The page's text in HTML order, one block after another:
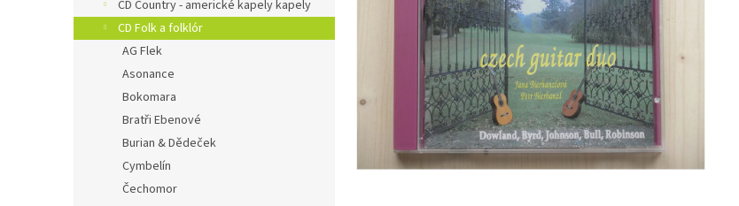
e
l
CD Country - americké kapely kapely
CD Folk a folklór
AG Flek
Asonance
Bokomara
Bratři Ebenové
Burian & Dědeček
Cymbelín
Čechomor